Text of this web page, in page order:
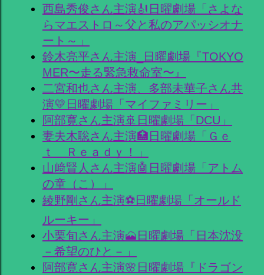
西島秀俊さん主演🎻日曜劇場「さよな
らマエストロ～父と私のアパッシオナ
ート～」
鈴木亮平さん主演_日曜劇場『TOKYO
MER〜走る緊急救命室〜』
二宮和也さん主演、多部未華子さん共
演💛日曜劇場「マイファミリー」
阿部寛さん主演🚢日曜劇場「DCU」
妻夫木聡さん主演🏥日曜劇場「Ｇｅ
ｔ Ｒｅａｄｙ！」
山﨑賢人さん主演🤖日曜劇場「アトム
の童（こ）」
綾野剛さん主演⚽日曜劇場「オールド
ルーキー」
小栗旬さん主演🗻日曜劇場「日本沈没
－希望のひと－」
阿部寛さん主演🌸日曜劇場『ドラゴン